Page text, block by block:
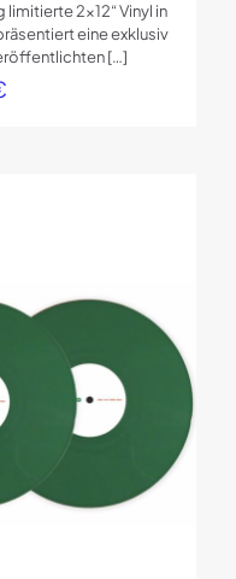
2×12“ Vinyl in
eine exklusiv
[…]